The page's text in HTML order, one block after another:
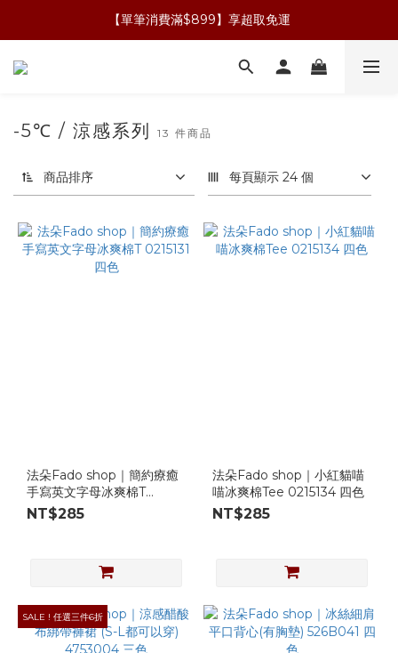
【單筆消費滿$899】享超取免運
-5℃ / 涼感系列 13 件商品
商品排序 每頁顯示 24 個
法朵Fado shop｜簡約療癒
手寫英文字母冰爽棉T
0215131 四色
NT$285
法朵Fado shop｜小紅貓喵
喵冰爽棉Tee 0215134 四色
NT$285
SALE ! 任選三件6折